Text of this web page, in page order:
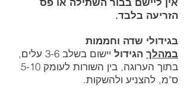
הזריעה בלבד.
בגידולי שדה וחממות
במהלך הגידול
יישום בשלב 3-6 עלים,
בתוך הערוגה, בין השורות לעומק 5-10
ס"מ, להצניע ולהשקות.